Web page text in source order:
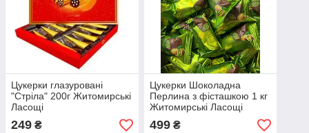
Цукерки глазуровані
"Стріла" 200г Житомирські
Ласощі
249 ₴
Цукерки Шоколадна
Перлина з фісташкою 1 кг
Житомирські Ласощі
499₴